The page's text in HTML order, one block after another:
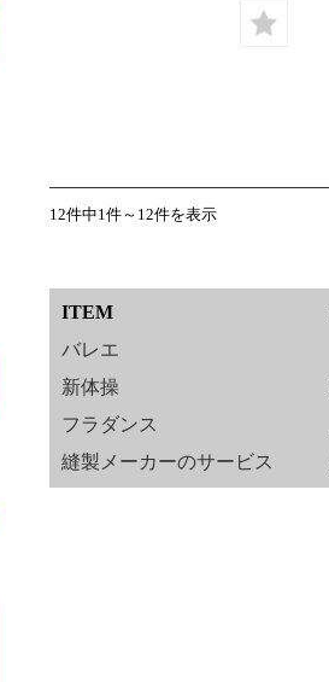
12件中1件～12件を表示
ITEM
バレエ
新体操
フラダンス
縫製メーカーのサービス